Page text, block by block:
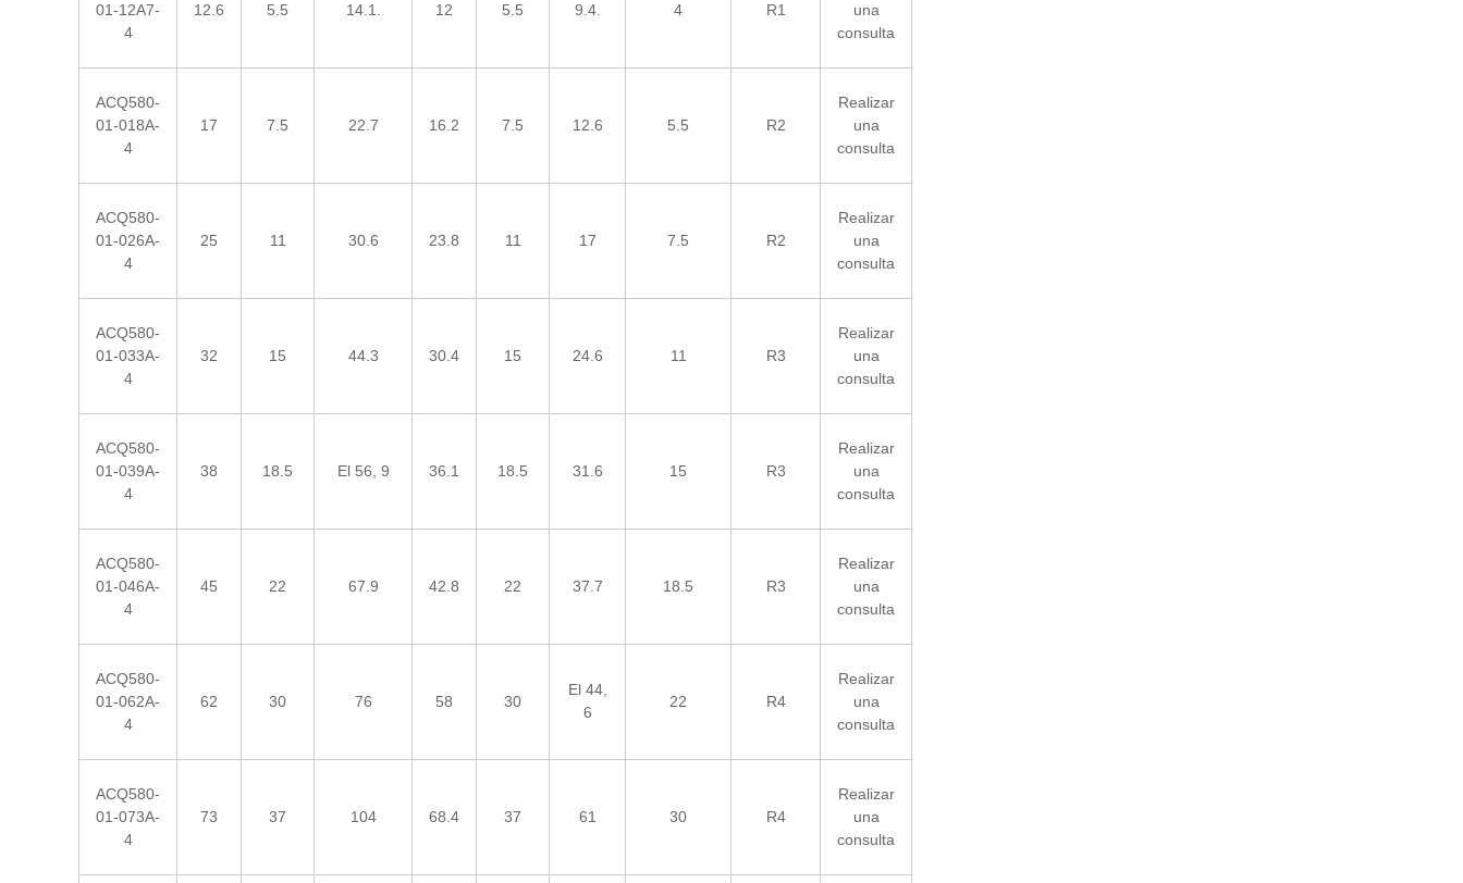
01-12A7-
4
12.6 5.5 14.1. 12 5.5 9.4. 4 R1
una
consulta
ACQ580-
01-018A-
4
17 7.5 22.7 16.2 7.5 12.6 5.5 R2
Realizar
una
consulta
ACQ580-
01-026A-
4
25 11 30.6 23.8 11 17 7.5 R2
Realizar
una
consulta
ACQ580-
01-033A-
4
32 15 44.3 30.4 15 24.6 11 R3
Realizar
una
consulta
ACQ580-
01-039A-
4
38 18.5 El 56, 9 36.1 18.5 31.6 15 R3
Realizar
una
consulta
ACQ580-
01-046A-
4
45 22 67.9 42.8 22 37.7 18.5 R3
Realizar
una
consulta
ACQ580-
01-062A-
4
62 30 76 58 30
El 44,
6
22 R4
Realizar
una
consulta
ACQ580-
01-073A-
4
73 37 104 68.4 37 61 30 R4
Realizar
una
consulta